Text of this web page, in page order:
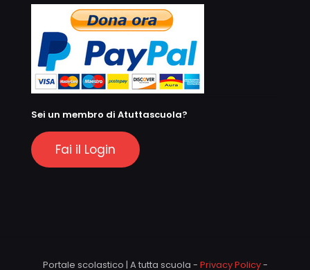
Sei un membro di Atuttascuola?
Fai il Login
Portale scolastico | A tutta scuola - Privacy Policy-